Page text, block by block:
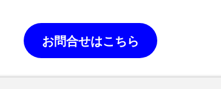
お問合せはこちら